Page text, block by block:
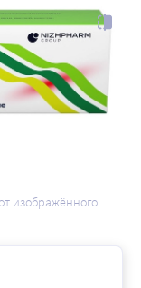
изображённого